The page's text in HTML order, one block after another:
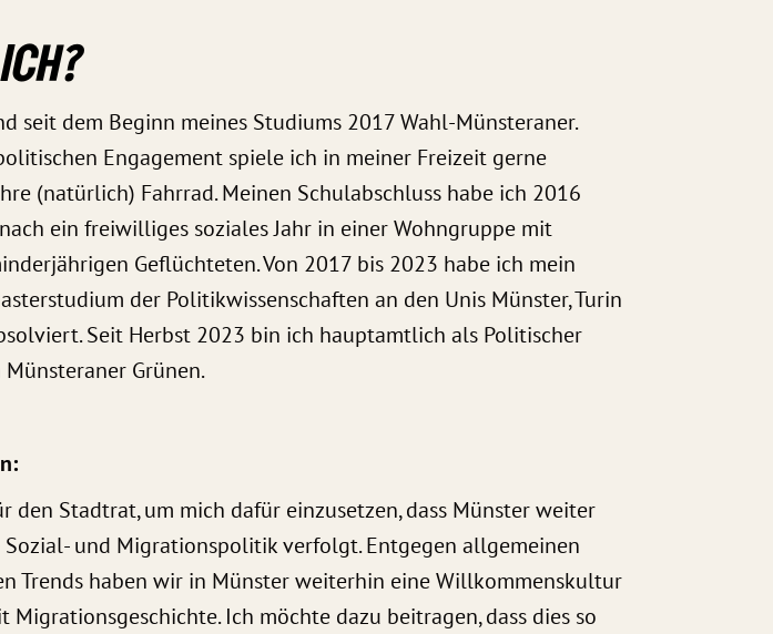
seit dem Beginn meines Studiums 2017 Wahl-Münsteraner.
Engagement spiele ich in meiner Freizeit gerne
(natürlich) Fahrrad. Meinen Schulabschluss habe ich 2016
ein freiwilliges soziales Jahr in einer Wohngruppe mit
Geflüchteten. Von 2017 bis 2023 habe ich mein
der Politikwissenschaften an den Unis Münster, Turin
Seit Herbst 2023 bin ich hauptamtlich als Politischer
Grünen.
den Stadtrat, um mich dafür einzusetzen, dass Münster weiter
Sozial- und Migrationspolitik verfolgt. Entgegen allgemeinen
Trends haben wir in Münster weiterhin eine Willkommenskultur
Migrationsgeschichte. Ich möchte dazu beitragen, dass dies so